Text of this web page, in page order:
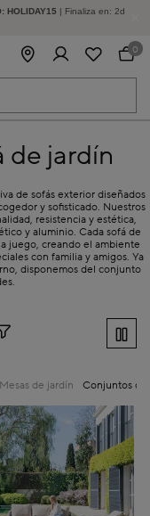
HOLIDAY15 | Finaliza en: 2d
REBAJAS
0
de jardín
de sofás exterior diseñados
y sofisticado. Nuestros
resistencia y estética,
y aluminio. Cada sofá de
juego, creando el ambiente
con familia y amigos. Ya
disponemos del conjunto
Mesas de jardín Conjuntos de